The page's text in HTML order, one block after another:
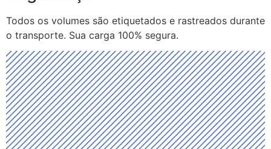
Todos os volumes são etiquetados e rastreados durante
o transporte. Sua carga 100% segura.